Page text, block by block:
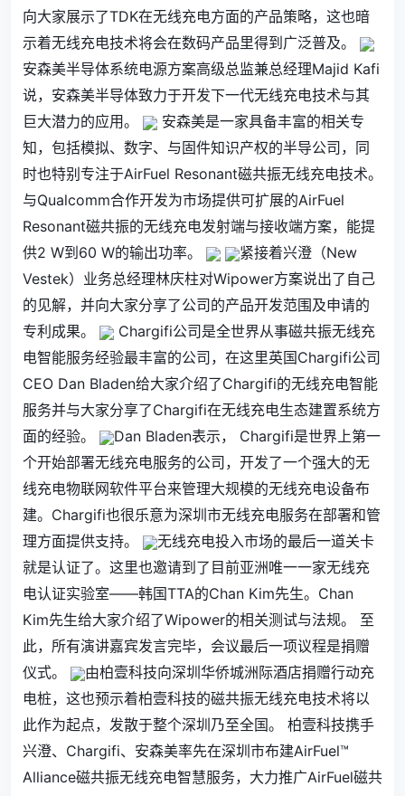
向大家展示了TDK在无线充电方面的产品策略，这也暗
示着无线充电技术将会在数码产品里得到广泛普及。
安森美半导体系统电源方案高级总监兼总经理Majid Kafi
说，安森美半导体致力于开发下一代无线充电技术与其
巨大潜力的应用。
安森美是一家具备丰富的相关专
知，包括模拟、数字、与固件知识产权的半导公司，同
时也特别专注于AirFuel Resonant磁共振无线充电技术。
与Qualcomm合作开发为市场提供可扩展的AirFuel
Resonant磁共振的无线充电发射端与接收端方案，能提
供2 W到60 W的输出功率。
紧接着兴澄（New
Vestek）业务总经理林庆柱对Wipower方案说出了自己
的见解，并向大家分享了公司的产品开发范围及申请的
专利成果。
Chargifi公司是全世界从事磁共振无线充
电智能服务经验最丰富的公司，在这里英国Chargifi公司
CEO Dan Bladen给大家介绍了Chargifi的无线充电智能
服务并与大家分享了Chargifi在无线充电生态建置系统方
面的经验。
Dan Bladen表示， Chargifi是世界上第一
个开始部署无线充电服务的公司，开发了一个强大的无
线充电物联网软件平台来管理大规模的无线充电设备布
建。Chargifi也很乐意为深圳市无线充电服务在部署和管
理方面提供支持。
无线充电投入市场的最后一道关卡
就是认证了。这里也邀请到了目前亚洲唯一一家无线充
电认证实验室——韩国TTA的Chan Kim先生。Chan
Kim先生给大家介绍了Wipower的相关测试与法规。 至
此，所有演讲嘉宾发言完毕，会议最后一项议程是捐赠
仪式。
由柏壹科技向深圳华侨城洲际酒店捐赠行动充
电桩，这也预示着柏壹科技的磁共振无线充电技术将以
此作为起点，发散于整个深圳乃至全国。 柏壹科技携手
兴澄、Chargifi、安森美率先在深圳市布建AirFuel™
Alliance磁共振无线充电智慧服务，大力推广AirFuel磁共